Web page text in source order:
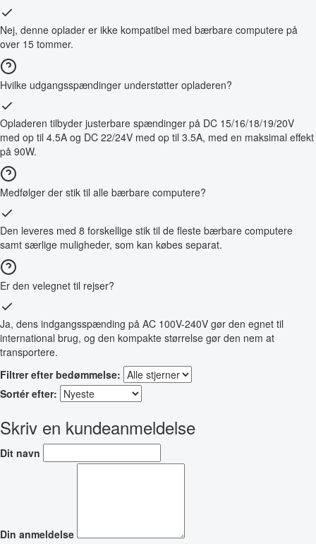
Nej, denne oplader er ikke kompatibel med bærbare computere på
over 15 tommer.
Hvilke udgangsspændinger understøtter opladeren?
Opladeren tilbyder justerbare spændinger på DC 15/16/18/19/20V
med op til 4.5A og DC 22/24V med op til 3.5A, med en maksimal effekt
på 90W.
Medfølger der stik til alle bærbare computere?
Den leveres med 8 forskellige stik til de fleste bærbare computere
samt særlige muligheder, som kan købes separat.
Er den velegnet til rejser?
Ja, dens indgangsspænding på AC 100V-240V gør den egnet til
international brug, og den kompakte størrelse gør den nem at
transportere.
Filtrer efter bedømmelse:
Sortér efter:
Skriv en kundeanmeldelse
Dit navn
Din anmeldelse